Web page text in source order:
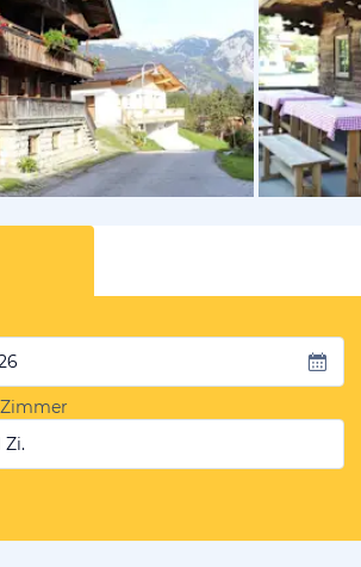
von
Zi.